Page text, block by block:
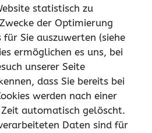
statistisch zu
der Optimierung
für Sie auszuwerten (siehe
ermöglichen es uns, bei
unserer Seite
dass Sie bereits bei
werden nach einer
automatisch gelöscht.
Daten sind für